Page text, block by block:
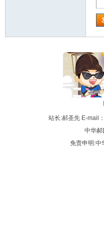
站长:郝圣先 E-mail
中华郝
免责申明:中